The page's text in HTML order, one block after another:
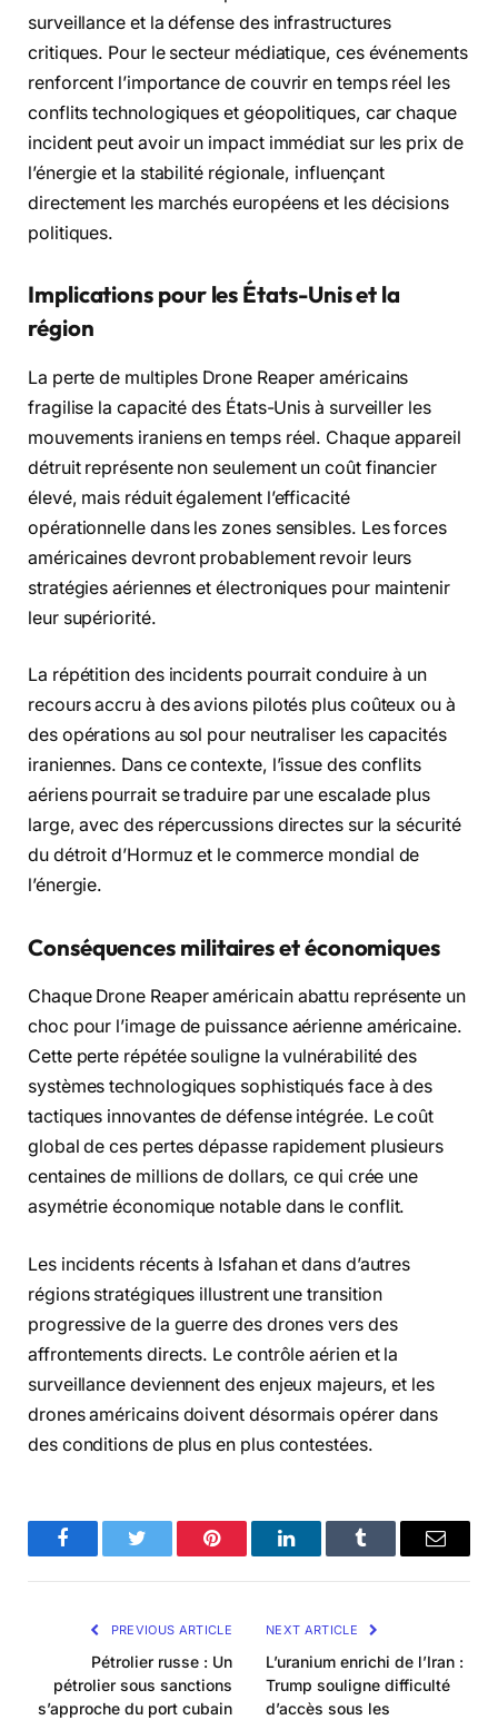
surveillance et la défense des infrastructures
critiques. Pour le secteur médiatique, ces événements
renforcent l’importance de couvrir en temps réel les
conflits technologiques et géopolitiques, car chaque
incident peut avoir un impact immédiat sur les prix de
l’énergie et la stabilité régionale, influençant
directement les marchés européens et les décisions
politiques.
Implications pour les États-Unis et la
région
La perte de multiples Drone Reaper américains
fragilise la capacité des États-Unis à surveiller les
mouvements iraniens en temps réel. Chaque appareil
détruit représente non seulement un coût financier
élevé, mais réduit également l’efficacité
opérationnelle dans les zones sensibles. Les forces
américaines devront probablement revoir leurs
stratégies aériennes et électroniques pour maintenir
leur supériorité.
La répétition des incidents pourrait conduire à un
recours accru à des avions pilotés plus coûteux ou à
des opérations au sol pour neutraliser les capacités
iraniennes. Dans ce contexte, l’issue des conflits
aériens pourrait se traduire par une escalade plus
large, avec des répercussions directes sur la sécurité
du détroit d’Hormuz et le commerce mondial de
l’énergie.
Conséquences militaires et économiques
Chaque Drone Reaper américain abattu représente un
choc pour l’image de puissance aérienne américaine.
Cette perte répétée souligne la vulnérabilité des
systèmes technologiques sophistiqués face à des
tactiques innovantes de défense intégrée. Le coût
global de ces pertes dépasse rapidement plusieurs
centaines de millions de dollars, ce qui crée une
asymétrie économique notable dans le conflit.
Les incidents récents à Isfahan et dans d’autres
régions stratégiques illustrent une transition
progressive de la guerre des drones vers des
affrontements directs. Le contrôle aérien et la
surveillance deviennent des enjeux majeurs, et les
drones américains doivent désormais opérer dans
des conditions de plus en plus contestées.
FacebookTwitter Pinterest LinkedInTumblr Email
PREVIOUS ARTICLE
Pétrolier russe : Un
pétrolier sous sanctions
s’approche du port cubain
NEXT ARTICLE
L’uranium enrichi de l’Iran :
Trump souligne difficulté
d’accès sous les